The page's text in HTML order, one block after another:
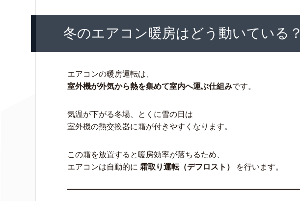
冬のエアコン暖房はどう動いている？
エアコンの暖房運転は、
室外機が外気から熱を集めて室内へ運ぶ仕組みです。
気温が下がる冬場、とくに雪の日は
室外機の熱交換器に霜が付きやすくなります。
この霜を放置すると暖房効率が落ちるため、
エアコンは自動的に 霜取り運転（デフロスト） を行います。